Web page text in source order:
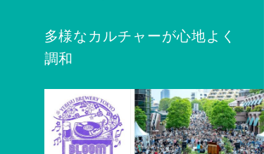
多様なカルチャーが心地よく
調和